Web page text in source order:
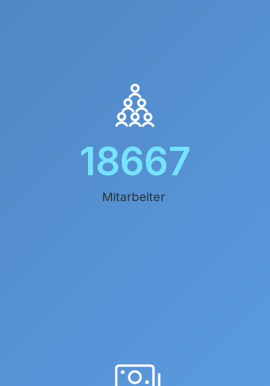
20790
Mitarbeiter